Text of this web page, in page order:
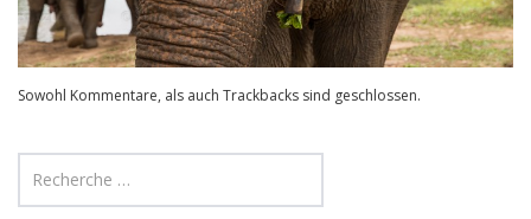
Sowohl Kommentare, als auch Trackbacks sind geschlossen.